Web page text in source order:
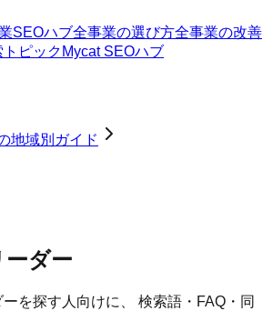
SEOハブ全事業の選び方全事業の改善
トピック Mycat SEOハブ
地域別ガイド
ダー
ーを探す人向けに、 検索語・FAQ・同